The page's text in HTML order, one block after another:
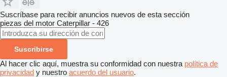
Suscríbase para recibir anuncios nuevos de esta sección
piezas del motor Caterpillar - 426
Suscribirse
Al hacer clic aquí, muestra su conformidad con nuestra política de
privacidad y nuestro acuerdo del usuario.